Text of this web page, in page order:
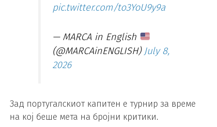
pic.twitter.com/to3YoU9y9a
— MARCA in English
(@MARCAinENGLISH) July 8,
2026
Зад португалскиот капитен е турнир за време
на кој беше мета на бројни критики.